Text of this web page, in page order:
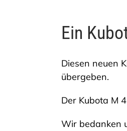
Ein
Diesen neuen
übergeben.
Der Kubota M
Wir bedanken